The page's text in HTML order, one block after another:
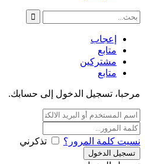
إعجاب
متابع
مشتركين
متابع
مرحبا، تسجيل الدخول إلى حسابك.
نسيت كلمة المرور؟ تذكرني